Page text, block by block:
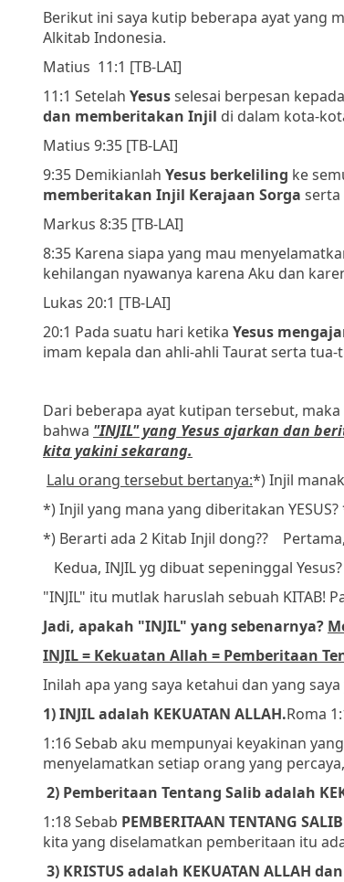
Berikut ini saya kutip beberapa ayat yang
Alkitab Indonesia.
Matius 11:1 [TB-LAI]
11:1 Setelah Yesusselesai berpesan
dan memberitakan Injil di dalam kota-
Matius 9:35 [TB-LAI]
9:35 Demikianlah Yesus berkeliling ke
memberitakan Injil Kerajaan Sorga serta
Markus 8:35 [TB-LAI]
8:35 Karena siapa yang mau
kehilangan nyawanya karena Aku dan
Lukas 20:1 [TB-LAI]
20:1 Pada suatu hari ketika Yesus
imam kepala dan ahli-ahli Taurat serta tua-
Dari beberapa ayat kutipan tersebut,
bahwa "INJIL" yang Yesus ajarkan dan
kita yakini sekarang.
Lalu orang tersebut bertanya:*) Injil
*) Injil yang mana yang diberitakan YESUS?
*) Berarti ada 2 Kitab Injil dong??
Kedua, INJIL yg dibuat sepeninggal Yesus?
"INJIL" itu mutlak haruslah sebuah KITAB!
Jadi, apakah "INJIL" yang sebenarnya?
INJIL = Kekuatan Allah = Pemberitaan
Inilah apa yang saya ketahui dan yang
1) INJIL adalah KEKUATAN ALLAH.Roma
1:16 Sebab aku mempunyai keyakinan
menyelamatkan setiap orang yang
2) Pemberitaan Tentang Salib adalah
1:18 Sebab PEMBERITAAN TENTANG SALIB
kita yang diselamatkan pemberitaan itu
3) KRISTUS adalah KEKUATAN ALLAH